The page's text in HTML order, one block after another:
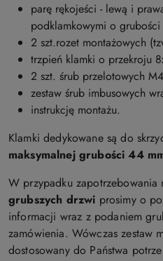
parę rękojeści - lewą i
podklamkowymi o
2 szt.rozet montażowych
trzpień klamki o przekroju
2 szt. śrub przelotowych
zestaw śrub imbusowych
instrukcję montażu.
Klamki dedykowane są do
maksymalnej grubości 44
W przypadku zapotrzebowania
grubszych drzwi prosimy o
informacji wraz z podaniem
zamówienia. Wówczas zestaw
dostosowany do Państwa